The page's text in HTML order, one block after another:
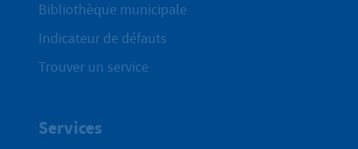
Bibliothèque municipale
Indicateur de défauts
Trouver un service
Services